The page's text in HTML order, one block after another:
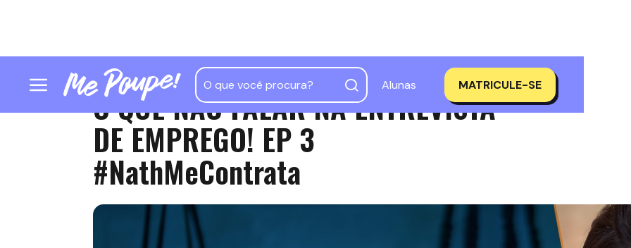
Alunas MATRICULE-SE
O QUE NÃO FALAR NA ENTREVISTA
DE EMPREGO! EP 3
#NathMeContrata